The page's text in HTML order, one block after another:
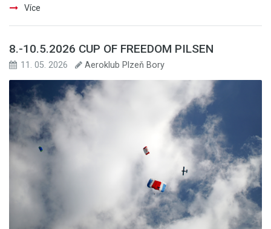
Více
8.-10.5.2026 CUP OF FREEDOM PILSEN
11. 05. 2026 Aeroklub Plzeň Bory